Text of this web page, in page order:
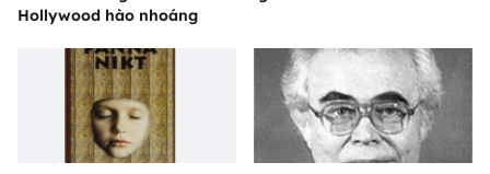
Hollywood hào nhoáng